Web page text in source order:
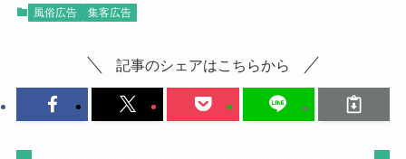
風俗広告 集客広告
記事のシェアはこちらから